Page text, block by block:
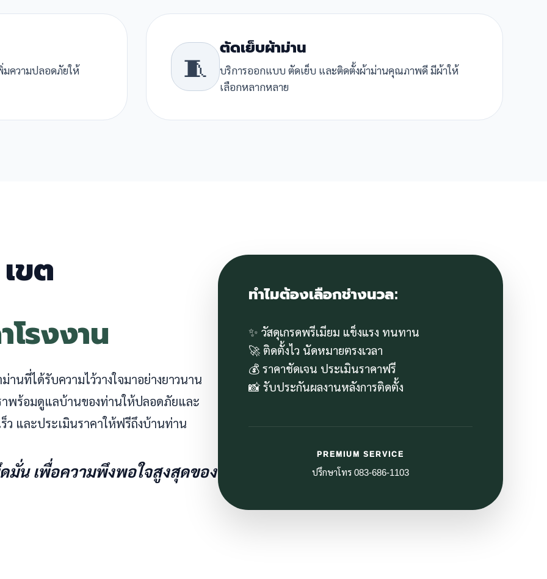
มความปลอดภัยให้ 🧵
ตัดเย็บผ้าม่าน
บริการออกแบบ ตัดเย็บ และติดตั้งผ้าม่านคุณภาพดี มีผ้าให้
เลือกหลากหลาย
ขต
โรงงาน
นที่ได้รับความไว้วางใจมาอย่างยาวนาน
พร้อมดูแลบ้านของท่านให้ปลอดภัยและ
ว และประเมินราคาให้ฟรีถึงบ้านท่าน
น เพื่อความพึงพอใจสูงสุดของ
ทำไมต้องเลือกช่างนวล:
✨ วัสดุเกรดพรีเมียม แข็งแรง ทนทาน
🚀 ติดตั้งไว นัดหมายตรงเวลา
💰 ราคาชัดเจน ประเมินราคาฟรี
📸 รับประกันผลงานหลังการติดตั้ง
PREMIUM SERVICE
ปรึกษาโทร 083-686-1103